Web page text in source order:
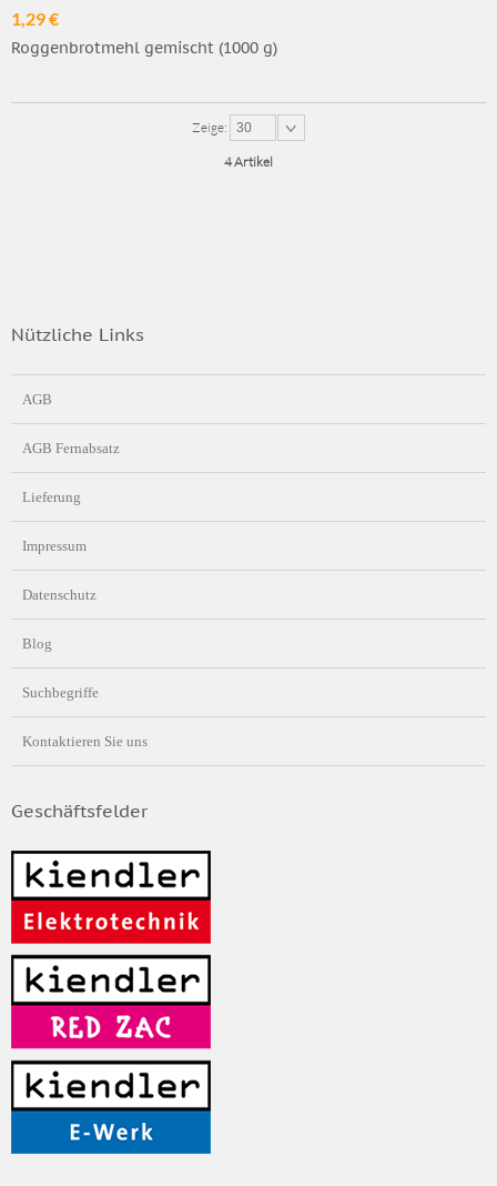
1,29 €
Roggenbrotmehl gemischt (1000 g)
Zeige: 30
4 Artikel
Nützliche Links
AGB
AGB Fernabsatz
Lieferung
Impressum
Datenschutz
Blog
Suchbegriffe
Kontaktieren Sie uns
Geschäftsfelder